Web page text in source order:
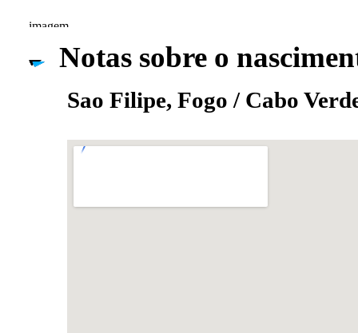
Notas sobre o
Sao Filipe, Fogo / Cabo